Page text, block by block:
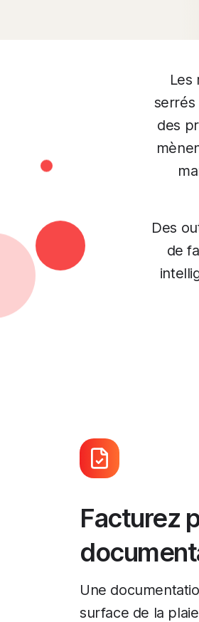
Les
serrés
des
Des
de
Facturez
Une
surface de la